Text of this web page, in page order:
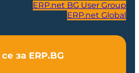
ERP.net BG User Group
ERP.net Global
за ERP.BG